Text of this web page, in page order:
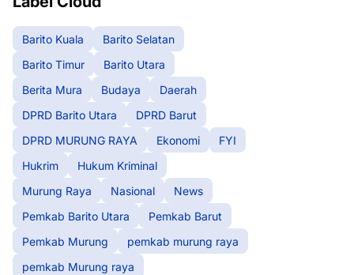
Barito Kuala
Barito Selatan
Barito Timur
Barito Utara
Berita Mura
Budaya
Daerah
DPRD Barito Utara
DPRD Barut
DPRD MURUNG RAYA
Ekonomi
FYI
Hukrim
Hukum Kriminal
Murung Raya
Nasional
News
Pemkab Barito Utara
Pemkab Barut
Pemkab Murung
pemkab murung raya
pemkab Murung raya